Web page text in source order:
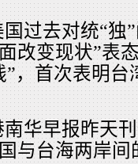
过去对统“独
改变现状”表
”，首次表明台
南华早报昨天
与台海两岸间